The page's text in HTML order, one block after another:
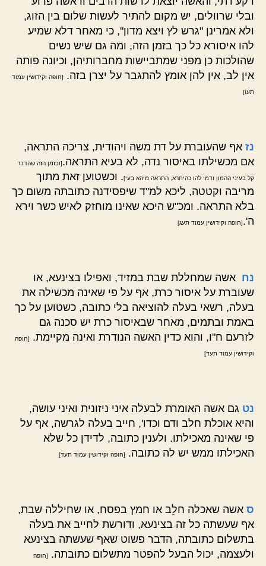
ובלי שרוולים, יש מקום להתיר לעשות שלום בין הזוג,
ולא אמרינן "גרש לץ ויצא מדון", כי מאחר דלא שמיע
להו איסורא כל כך בזמן הזה, ומה גם שיש נשים
שהולכות כן מפני שמתביישות מחברותיהן, וכיונה פותה
אין לב, אין להן אומץ להתגבר על יצרן בזה.
[חופה וקידושין עמוד
תעו]
נז אף שהעוברת על דת משה ויהודית, צריכה התראה,
אם מכשילתו באיסור נדה, לא בעיא התראה.[ובזמן הזה שהדבר
קל בעיני ההמון ודמי להו כהיתרא, התראה מיהא בעי]. וכשטוען זאת מתוך
מריבה וקטטה, ליכא למ"ד שיפסידנה כתובתה משום כך
בלא התראה. ומכ"ש היכא שאינו מוחזק לאיש כשר וירא
ה'.[חופה וקידושין עמוד תעג]
נח אשה שמחללת שבת במזיד, ואפילו בצינעא, או
שעוברת על איסור כרת, אף על פי שאינה מכשילה את
בעלה, רשאי בעלה להוציאה בלי כתובה, כשטוען על כך
באמת ובתמים, מאחר שבאיסור כרת יש סכנה גם
לזרעם ח"ו, והוא כדין האשה הנודרת ואינה מקיימת.
[חופה
וקידושין עמוד תעד]
נט גם אשה האומרת לבעלה איני ניזונית ואיני עושה,
והיא אוכלת חלב ודם וכדו', חייב בעלה לגרשה, אף על
פי שאינה מאכילתו. ולענין כתובה, לדידן כל שלא
האכילתו ממש יש לה כתובה.
[חופה וקידושין עמוד תעד]
ס אשה שאכלה חלֵב או חמץ בפסח, או שחיללה שבת,
אף שעשתה כל זה בצינעא, ודורשת לחייב את בעלה
בתשלום כתובתה, הדבר פשוט שאף שעשתה בצינעא
ולעצמה, יכול הבעל להפטר מתשלום כתובתה.
[חופה